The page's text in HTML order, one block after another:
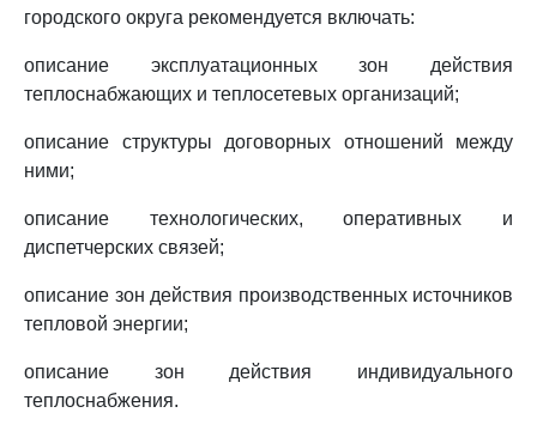
городского округа рекомендуется включать:
описание эксплуатационных зон действия
теплоснабжающих и теплосетевых организаций;
описание структуры договорных отношений между
ними;
описание технологических, оперативных и
диспетчерских связей;
описание зон действия производственных источников
тепловой энергии;
описание зон действия индивидуального
теплоснабжения.